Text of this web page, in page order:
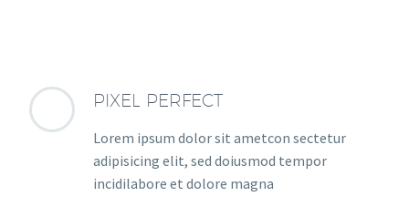
PIXEL PERFECT
Lorem ipsum dolor sit ametcon sectetur
adipisicing elit, sed doiusmod tempor
incidilabore et dolore magna